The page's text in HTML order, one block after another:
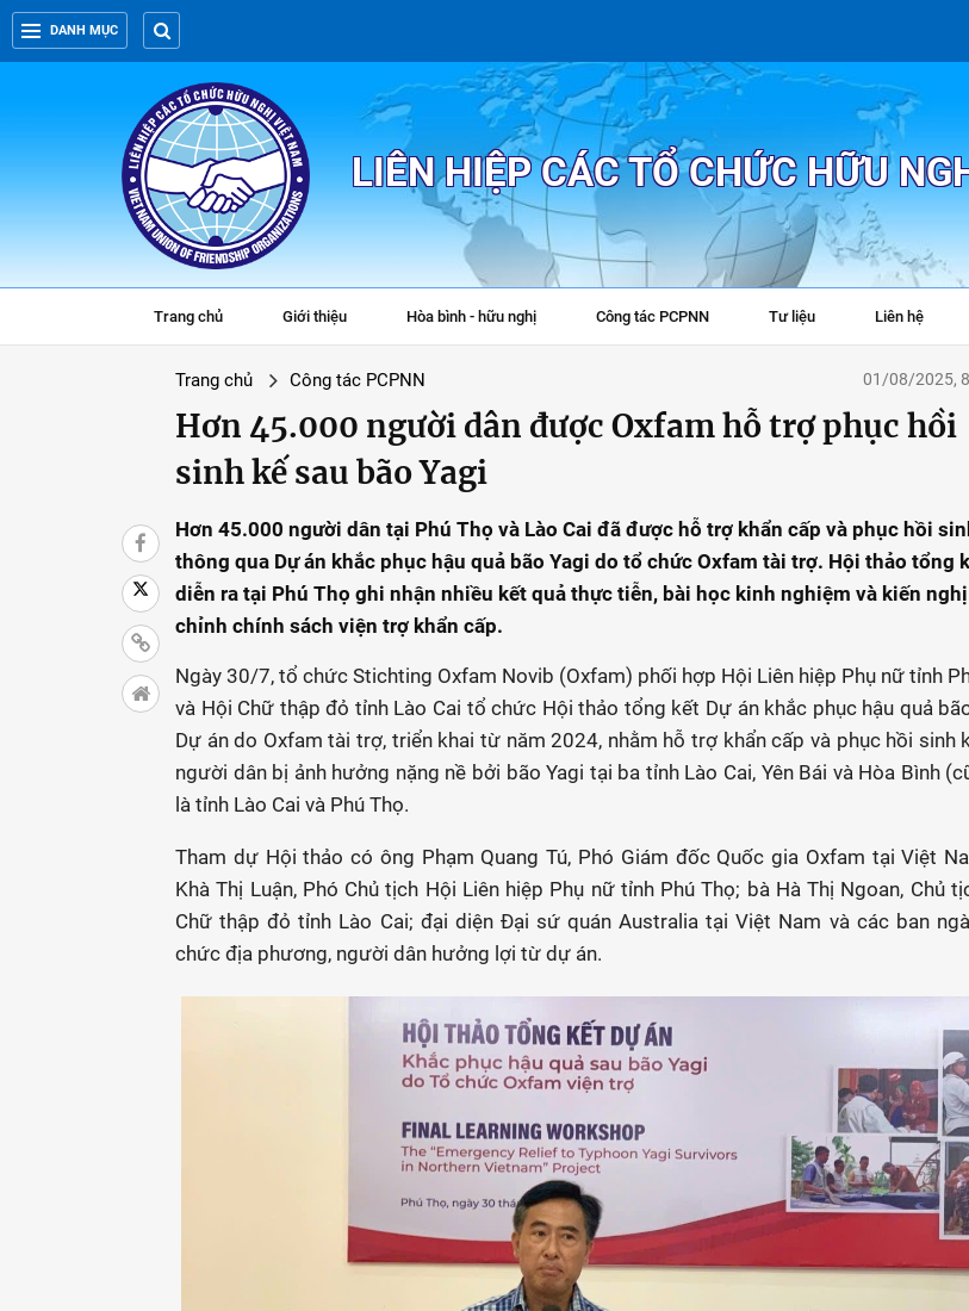
DANH MỤC
LIÊN HIỆP CÁC TỔ CHỨC HỮU
Trang chủ Giới thiệu Hòa bình - hữu nghị Công tác PCPNN Tư liệu Liên hệ
Trang chủ Công tác PCPNN 01/08/2025,
Hơn 45.000 người dân được Oxfam hỗ trợ phục hồi
sinh kế sau bão Yagi
Hơn 45.000 người dân tại Phú Thọ và Lào Cai đã được hỗ trợ khẩn cấp và phục hồi
thông qua Dự án khắc phục hậu quả bão Yagi do tổ chức Oxfam tài trợ. Hội thảo tổng
diễn ra tại Phú Thọ ghi nhận nhiều kết quả thực tiễn, bài học kinh nghiệm và kiến
chỉnh chính sách viện trợ khẩn cấp.
Ngày 30/7, tổ chức Stichting Oxfam Novib (Oxfam) phối hợp Hội Liên hiệp Phụ nữ tỉnh
và Hội Chữ thập đỏ tỉnh Lào Cai tổ chức Hội thảo tổng kết Dự án khắc phục hậu quả
Dự án do Oxfam tài trợ, triển khai từ năm 2024, nhằm hỗ trợ khẩn cấp và phục hồi sinh
người dân bị ảnh hưởng nặng nề bởi bão Yagi tại ba tỉnh Lào Cai, Yên Bái và Hòa Bình
là tỉnh Lào Cai và Phú Thọ.
Tham dự Hội thảo có ông Phạm Quang Tú, Phó Giám đốc Quốc gia Oxfam tại Việt
Khà Thị Luận, Phó Chủ tịch Hội Liên hiệp Phụ nữ tỉnh Phú Thọ; bà Hà Thị Ngoan, Chủ
Chữ thập đỏ tỉnh Lào Cai; đại diện Đại sứ quán Australia tại Việt Nam và các ban
chức địa phương, người dân hưởng lợi từ dự án.